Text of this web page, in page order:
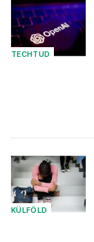
TECHTUD
KÜLFÖLD